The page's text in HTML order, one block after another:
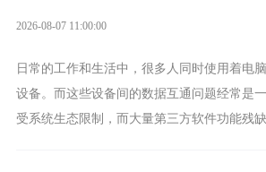
2026-08-07 11:00:00
日常的工作和生活中，很多人同时使用着电
设备。而这些设备间的数据互通问题经常是
受系统生态限制，而大量第三方软件功能残